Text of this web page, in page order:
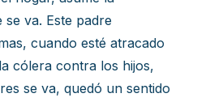
se va. Este padre
cuando esté atracado
cólera contra los hijos,
se va, quedó un sentido